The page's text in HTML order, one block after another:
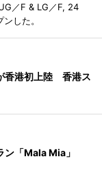
／F & LG／F, 24
した。
香港初上陸 香港ス
ン「Mala Mia」